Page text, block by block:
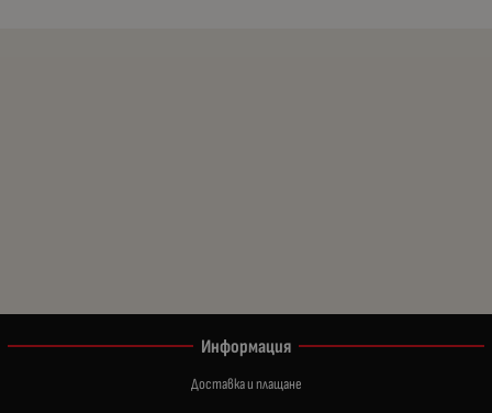
Информация
Доставка и плащане